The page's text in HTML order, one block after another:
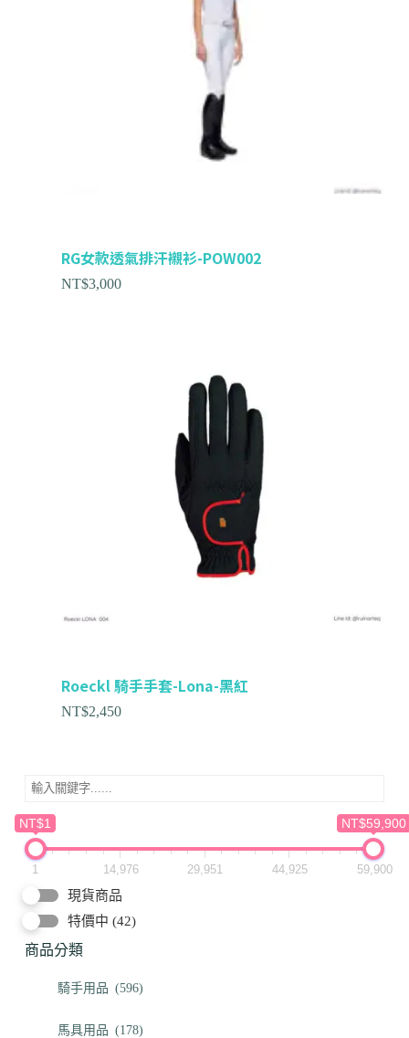
NT$1 NT$59,900
1 14,976 29,951 44,925 59,900
現貨商品
特價中 (42)
商品分類
騎手用品 (596)
馬具用品 (178)
RG女款透氣排汗襯衫-POW002
NT$3,000
Roeckl 騎手手套-Lona-黑紅
NT$2,450